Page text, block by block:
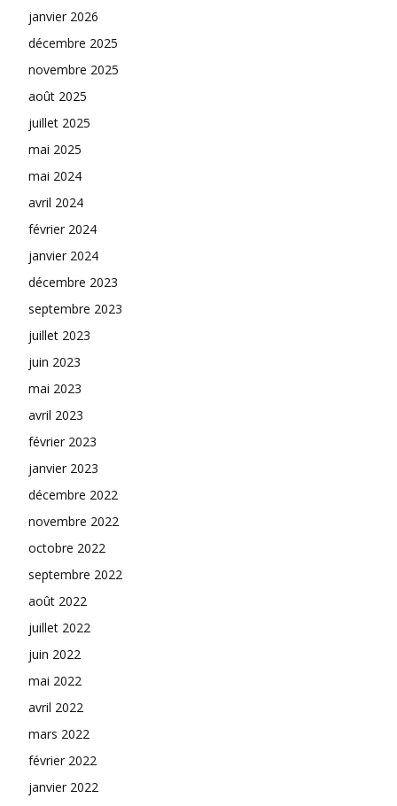
janvier 2026
décembre 2025
novembre 2025
août 2025
juillet 2025
mai 2025
mai 2024
avril 2024
février 2024
janvier 2024
décembre 2023
septembre 2023
juillet 2023
juin 2023
mai 2023
avril 2023
février 2023
janvier 2023
décembre 2022
novembre 2022
octobre 2022
septembre 2022
août 2022
juillet 2022
juin 2022
mai 2022
avril 2022
mars 2022
février 2022
janvier 2022